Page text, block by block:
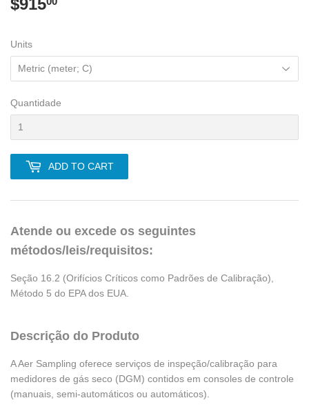
$915
Units
Quantidade
ADD TO CART
Atende ou excede os seguintes
métodos/leis/requisitos:
Seção 16.2 (Orifícios Críticos como Padrões de Calibração),
Método 5 do EPA dos EUA.
Descrição do Produto
A Aer Sampling oferece serviços de inspeção/calibração para
medidores de gás seco (DGM) contidos em consoles de controle
(manuais, semi-automáticos ou automáticos).